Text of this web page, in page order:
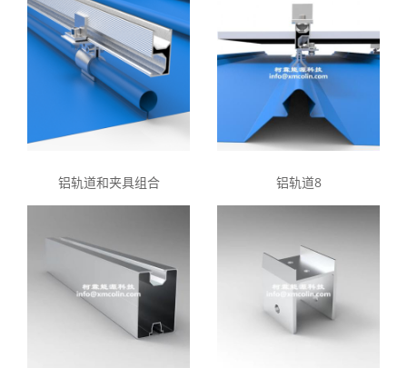
铝轨道和夹具组合 铝轨道8